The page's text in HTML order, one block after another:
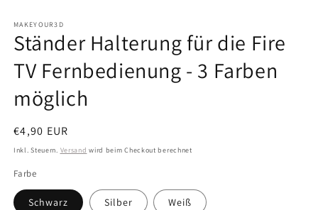
MAKEYOUR3D
Ständer Halterung für die Fire
TV Fernbedienung - 3 Farben
möglich
Normaler
Preis
€4,90 EUR
Inkl. Steuern. Versand wird beim Checkout berechnet
Farbe
Schwarz Silber Weiß